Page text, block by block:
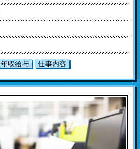
年収給与 仕事内容